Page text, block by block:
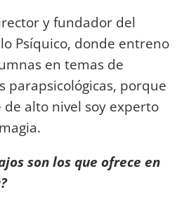
y fundador del
Psíquico, donde entreno
en temas de
parapsicológicas, porque
alto nivel soy experto
son los que ofrece en